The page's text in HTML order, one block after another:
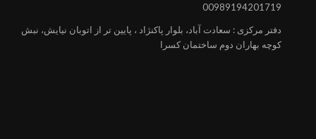
00989194201719
دفتر مرکزی : سعادت آباد، بلوار پاکنژاد ، پایین تر از اتوبان نیایش، نبش
کوچه بهاران دوم ساختمان کسرا